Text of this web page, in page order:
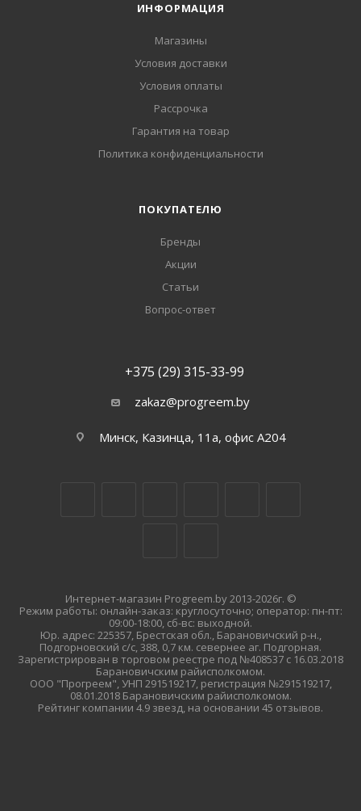
ИНФОРМАЦИЯ
Магазины
Условия доставки
Условия оплаты
Рассрочка
Гарантия на товар
Политика конфиденциальности
ПОКУПАТЕЛЮ
Бренды
Акции
Статьи
Вопрос-ответ
+375 (29) 315-33-99
zakaz@progreem.by
Минск, Казинца, 11а, офис А204
Интернет-магазин Progreem.by 2013-2026г. ©
Режим работы: онлайн-заказ: круглосуточно; оператор: пн-пт:
09:00-18:00, сб-вс: выходной.
Юр. адрес: 225357, Брестская обл., Барановичский р-н.,
Подгорновский с/с, 388, 0,7 км. севернее аг. Подгорная.
Зарегистрирован в торговом реестре под №408537 с 16.03.2018
Барановичским райисполкомом.
ООО "Прогреем", УНП 291519217, регистрация №291519217,
08.01.2018 Барановичским райисполкомом.
Рейтинг компании 4.9 звезд, на основании 45 отзывов.